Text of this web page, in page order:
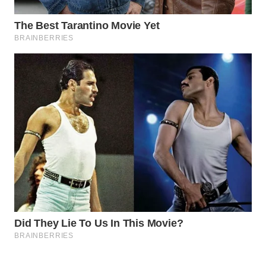
KARAWANG
BEKASI
WN
BOGOR
WN
DEPOK
WN
TAPANULI
UTARA